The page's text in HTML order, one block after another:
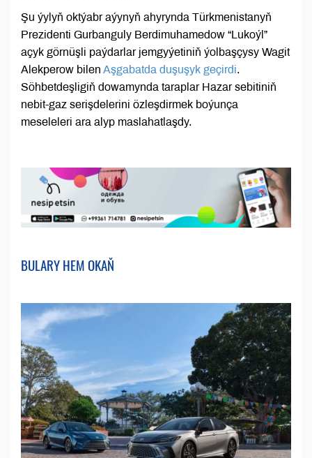
Şu ýylyň oktýabr aýynyň ahyrynda Türkmenistanyň
Prezidenti Gurbanguly Berdimuhamedow “Lukoýl”
açyk görnüşli paýdarlar jemgyýetiniň ýolbaşçysy Wagit
Alekperow bilen Aşgabatda duşuşyk geçirdi.
Söhbetdeşligiň dowamynda taraplar Hazar sebitiniň
nebit-gaz serişdelerini özleşdirmek boýunça
meseleleri ara alyp maslahatlaşdy.
BULARY HEM OKAŇ